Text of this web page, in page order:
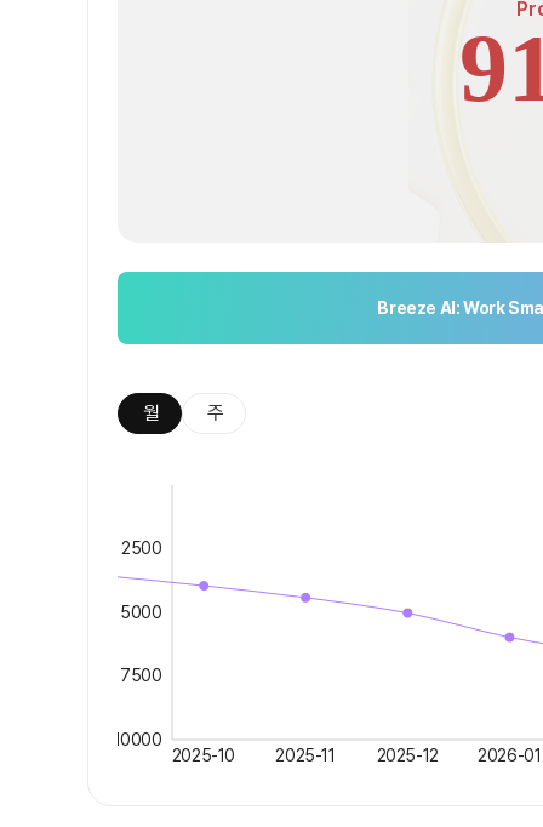
Breeze AI: Work
월 주
2025-10 2025-11 2025-12 2026-01
2500
5000
7500
10000